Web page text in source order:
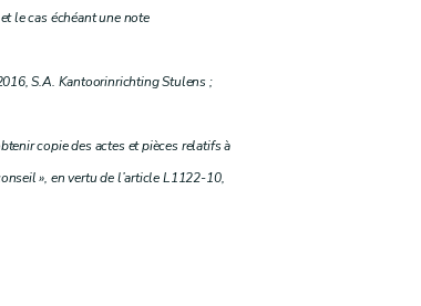
le cas échéant une note
S.A. Kantoorinrichting Stulens ;
copie des actes et pièces relatifs à
», en vertu de l’article L1122-10,